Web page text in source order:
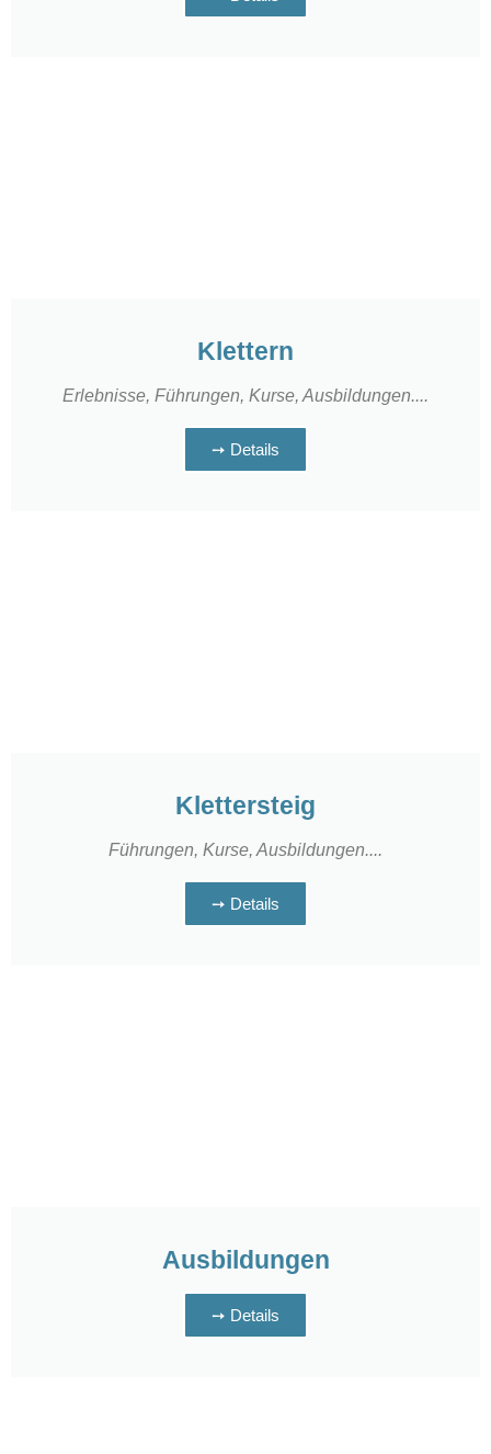
Klettern
Erlebnisse, Führungen, Kurse, Ausbildungen....
➙ Details
Klettersteig
Führungen, Kurse, Ausbildungen....
➙ Details
Ausbildungen
➙ Details